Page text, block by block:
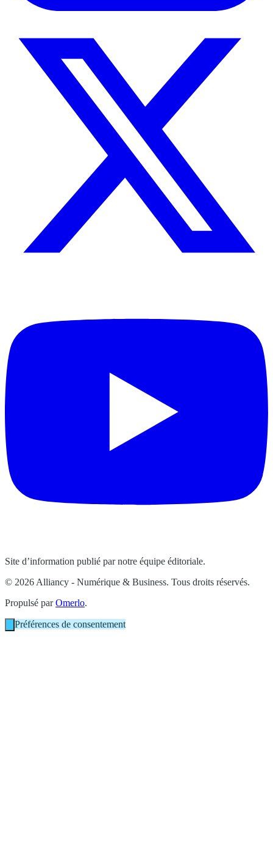
Site d’information publié par notre équipe éditoriale.
© 2026 Alliancy - Numérique & Business. Tous droits réservés.
Propulsé parOmerlo.
Préférences de consentement